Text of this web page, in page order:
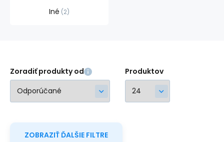
Iné 2
Zoradiť produkty od Produktov
ZOBRAZIŤ ĎALŠIE FILTRE